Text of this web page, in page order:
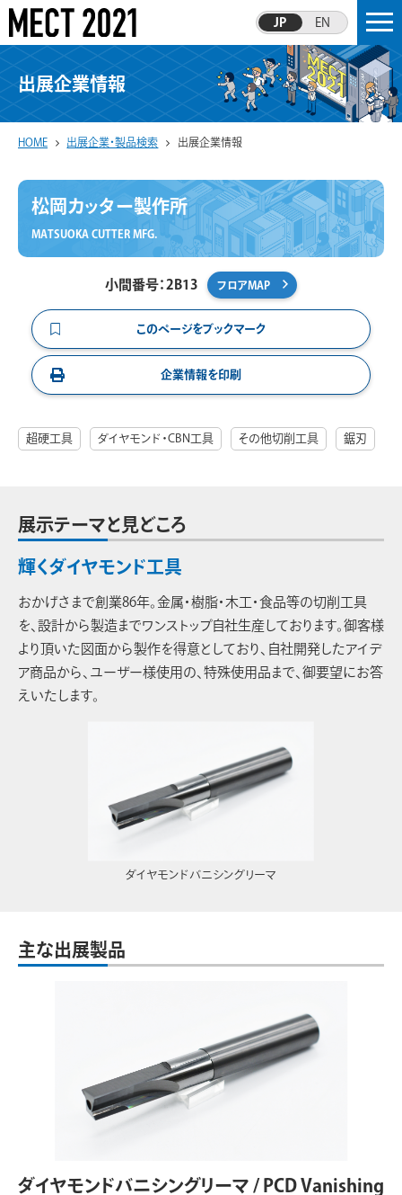
JP EN
出展企業情報
HOME 出展企業・製品検索 出展企業情報
松岡カッター製作所
MATSUOKA CUTTER MFG.
小間番号：2B13 フロアMAP
このページをブックマーク
企業情報を印刷
超硬工具 ダイヤモンド・CBN工具 その他切削工具 鋸刃
展示テーマと見どころ
輝くダイヤモンド工具
おかげさまで創業86年。金属・樹脂・木工・食品等の切削工具
を、設計から製造までワンストップ自社生産しております。御客様
より頂いた図面から製作を得意としており、自社開発したアイデ
ア商品から、ユーザー様使用の、特殊使用品まで、御要望にお答
えいたします。
ダイヤモンドバニシングリーマ
主な出展製品
ダイヤモンドバニシングリーマ / PCD Vanishing